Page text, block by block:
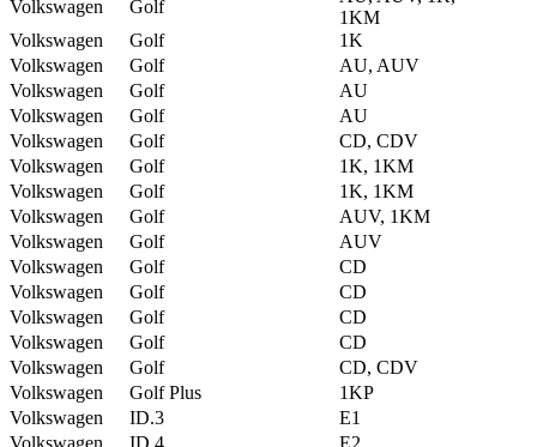
Volkswagen
Golf
1KM
Volkswagen
Golf
1K
Volkswagen
Golf
AU, AUV
Volkswagen
Golf
AU
Volkswagen
Golf
AU
Volkswagen
Golf
CD, CDV
Volkswagen
Golf
1K, 1KM
Volkswagen
Golf
1K, 1KM
Volkswagen
Golf
AUV, 1KM
Volkswagen
Golf
AUV
Volkswagen
Golf
CD
Volkswagen
Golf
CD
Volkswagen
Golf
CD
Volkswagen
Golf
CD
Volkswagen
Golf
CD, CDV
Volkswagen
Golf Plus
1KP
Volkswagen
ID.3
E1
Volkswagen
ID.4 E2